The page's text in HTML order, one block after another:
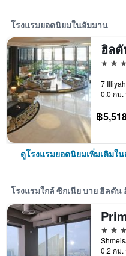
โรงแรมยอดนิยมในอัมมาน
ฮิล
5 ดาว
0.0 กม.
฿
ดูโรงแรมยอดนิยมเพิ่มเติมใ
โรงแรมใกล้ ซิกเนีย บาย ฮิลตัน
3 ดาว
0.2 กม.